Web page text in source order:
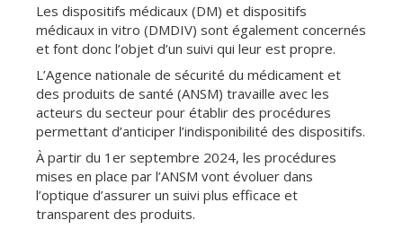
Les dispositifs médicaux (DM) et dispositifs
médicaux in vitro (DMDIV) sont également concernés
et font donc l’objet d’un suivi qui leur est propre.
L’Agence nationale de sécurité du médicament et
des produits de santé (ANSM) travaille avec les
acteurs du secteur pour établir des procédures
permettant d’anticiper l’indisponibilité des dispositifs.
À partir du 1er septembre 2024, les procédures
mises en place par l’ANSM vont évoluer dans
l’optique d’assurer un suivi plus efficace et
transparent des produits.